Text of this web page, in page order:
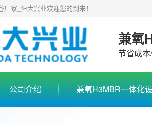
家_恒大兴业欢迎您的到来！
兼氧
节省成
公司介绍 兼氧H3MBR一体化